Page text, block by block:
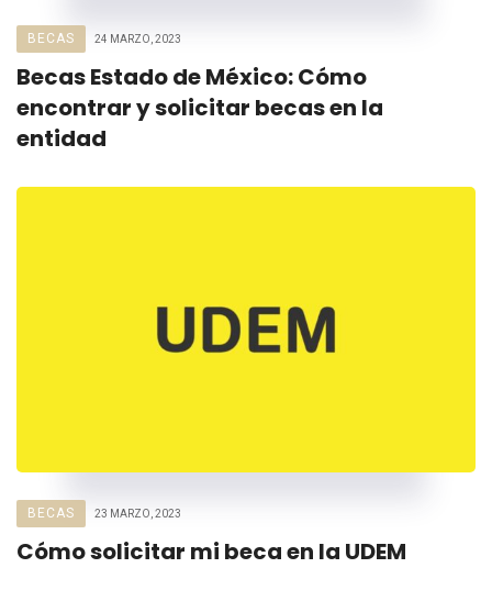
BECAS 24 MARZO, 2023
Becas Estado de México: Cómo
encontrar y solicitar becas en la
entidad
BECAS 23 MARZO, 2023
Cómo solicitar mi beca en la UDEM